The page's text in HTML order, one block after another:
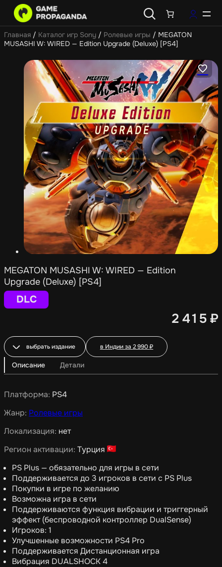
Главная / Каталог игр Sony / Ролевые игры / MEGATON
MUSASHI W: WIRED — Edition Upgrade (Deluxe) [PS4]
MEGATON MUSASHI W: WIRED — Edition
Upgrade (Deluxe) [PS4]
DLC
2 415 ₽
выбрать издание в Индии за 2 990₽
Описание Детали
Платформа: PS4
Жанр: Ролевые игры
Локализация: нет
Регион активации: Турция
PS Plus — обязательно для игры в сети
Поддерживается до 3 игроков в сети с PS Plus
Покупки в игре по желанию
Возможна игра в сети
Поддерживаются функция вибрации и триггерный
эффект (беспроводной контроллер DualSense)
Игроков: 1
Улучшенные возможности PS4 Pro
Поддерживается Дистанционная игра
Вибрация DUALSHOCK 4